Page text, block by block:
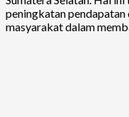
peningkatan pendapatan
masyarakat dalam